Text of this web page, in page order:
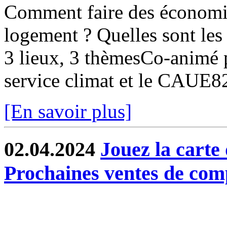
Comment faire des
logement ? Quelles sont
3 lieux, 3 thèmesCo-
service climat et le
[En savoir plus]
02.04.2024 Jouez la carte
Prochaines ventes de